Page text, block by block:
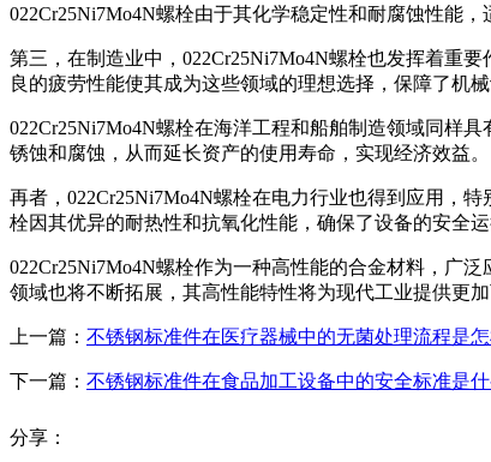
022Cr25Ni7Mo4N螺栓由于其化学稳定性和耐腐蚀性能
第三，在制造业中，022Cr25Ni7Mo4N螺栓也发挥着重
良的疲劳性能使其成为这些领域的理想选择，保障了机
022Cr25Ni7Mo4N螺栓在海洋工程和船舶制造领域同样
锈蚀和腐蚀，从而延长资产的使用寿命，实现经济效益。
再者，022Cr25Ni7Mo4N螺栓在电力行业也得到应用，
栓因其优异的耐热性和抗氧化性能，确保了设备的安全运
022Cr25Ni7Mo4N螺栓作为一种高性能的合金材料，广
领域也将不断拓展，其高性能特性将为现代工业提供更加
上一篇： 不锈钢标准件在医疗器械中的无菌处理流程是怎
下一篇： 不锈钢标准件在食品加工设备中的安全标准是什
分享：